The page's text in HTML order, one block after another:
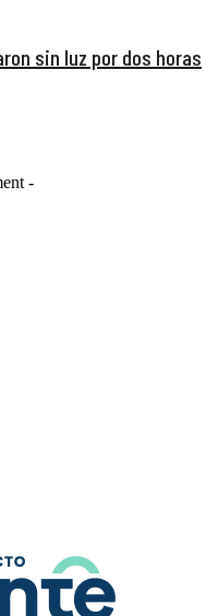
sin luz por dos horas
-